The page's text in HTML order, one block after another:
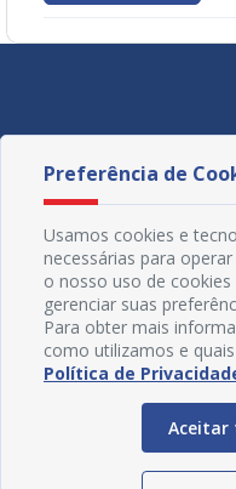
Preferência de
Usamos cookies e
necessárias para
o nosso uso de
gerenciar suas
Para obter mais
como utilizamos e
Política de
Aceitar